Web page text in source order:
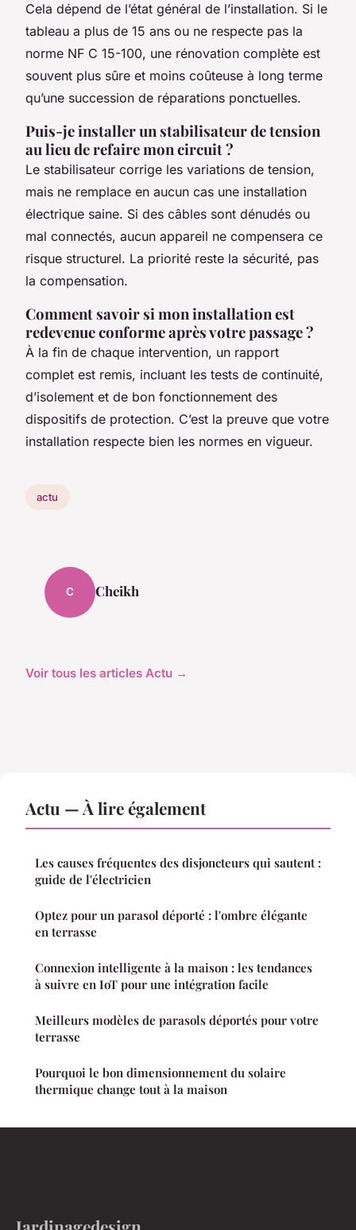
Cela dépend de l’état général de l’installation. Si le
tableau a plus de 15 ans ou ne respecte pas la
norme NF C 15-100, une rénovation complète est
souvent plus sûre et moins coûteuse à long terme
qu’une succession de réparations ponctuelles.
Puis-je installer un stabilisateur de tension
au lieu de refaire mon circuit ?
Le stabilisateur corrige les variations de tension,
mais ne remplace en aucun cas une installation
électrique saine. Si des câbles sont dénudés ou
mal connectés, aucun appareil ne compensera ce
risque structurel. La priorité reste la sécurité, pas
la compensation.
Comment savoir si mon installation est
redevenue conforme après votre passage ?
À la fin de chaque intervention, un rapport
complet est remis, incluant les tests de continuité,
d’isolement et de bon fonctionnement des
dispositifs de protection. C’est la preuve que votre
installation respecte bien les normes en vigueur.
actu
C Cheikh
Voir tous les articles Actu →
Actu — À lire également
Les causes fréquentes des disjoncteurs qui sautent :
guide de l'électricien
Optez pour un parasol déporté : l'ombre élégante
en terrasse
Connexion intelligente à la maison : les tendances
à suivre en IoT pour une intégration facile
Meilleurs modèles de parasols déportés pour votre
terrasse
Pourquoi le bon dimensionnement du solaire
thermique change tout à la maison